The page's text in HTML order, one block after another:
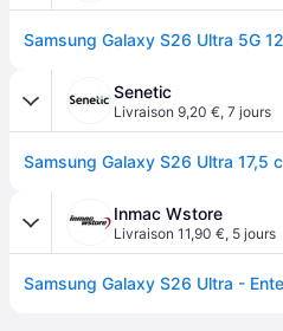
Senetic
Livraison 9,20 €, 7 jours
Inmac Wstore
Livraison 11,90 €, 5 jours